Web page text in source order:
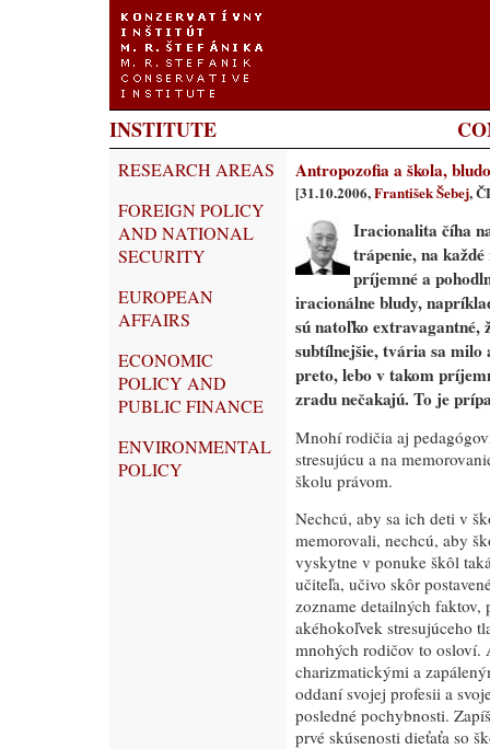
INSTITUTE
RESEARCH AREAS
FOREIGN POLICY
AND NATIONAL
SECURITY
EUROPEAN
AFFAIRS
ECONOMIC
POLICY AND
PUBLIC FINANCE
ENVIRONMENTAL
POLICY
Antropozofia a škola,
[31.10.2006,František Šebej,
Iracionalita číha
trápenie, na
príjemné a
iracionálne bludy,
sú natoľko extravagantné,
subtílnejšie, tvária sa milo
preto, lebo v takom
zradu nečakajú. To je
Mnohí rodičia aj
stresujúcu a na
školu právom.
Nechcú, aby sa ich deti v
memorovali, nechcú, aby
vyskytne v ponuke škôl
učiteľa, učivo skôr
zozname detailných faktov,
akéhokoľvek stresujúceho
mnohých rodičov to osloví.
charizmatickými a
oddaní svojej profesii a
posledné pochybnosti.
prvé skúsenosti dieťaťa so